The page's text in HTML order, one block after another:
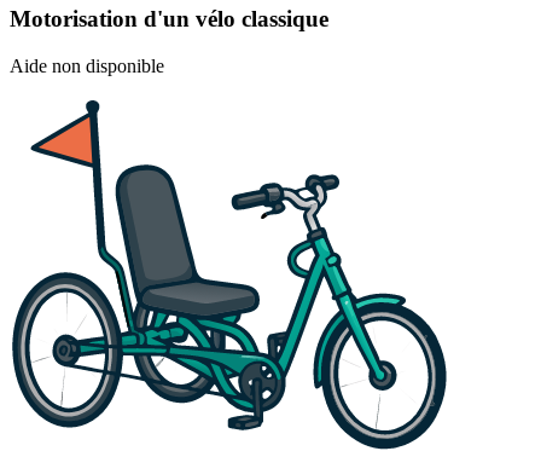
Motorisation d'un vélo classique
Aide non disponible